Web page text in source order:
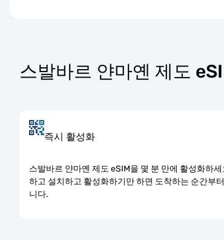
스발바르 얀마옌 제도
즉시 활성화
스발바르 얀마옌 제도 eSIM을 몇 분 만에 활성화하세
하고 설치하고 활성화하기만 하면 도착하는 순간부
니다.